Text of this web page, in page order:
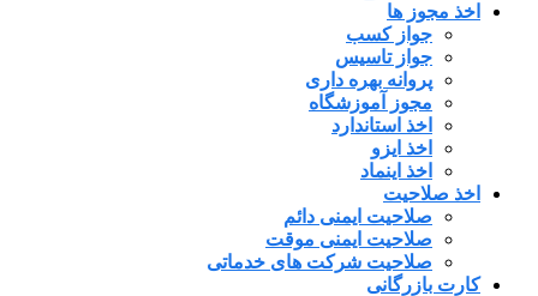
اخذ مجوز ها
جواز کسب
جواز تاسیس
پروانه بهره داری
مجوز آموزشگاه
اخذ استاندارد
اخذ ایزو
اخذ اینماد
اخذ صلاحیت
صلاحیت ایمنی دائم
صلاحیت ایمنی موقت
صلاحیت شرکت های خدماتی
کارت بازرگانی